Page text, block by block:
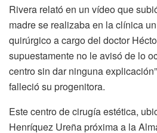
Rivera relató en un vídeo que
madre se realizaba en la clínica
quirúrgico a cargo del doctor
supuestamente no le avisó de lo
centro sin dar ninguna
falleció su progenitora.
Este centro de cirugía estética,
Henríquez Ureña próxima a la